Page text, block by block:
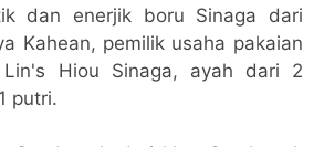
dan enerjik boru Sinaga dari
Kahean, pemilik usaha pakaian
Hiou Sinaga, ayah dari 2
putri.